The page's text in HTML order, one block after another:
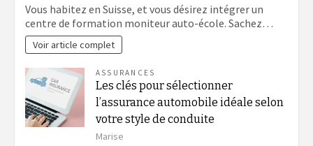
Vous habitez en Suisse, et vous désirez intégrer un
centre de formation moniteur auto-école. Sachez…
Voir article complet
ASSURANCES
Les clés pour sélectionner
l’assurance automobile idéale selon
votre style de conduite
Marise